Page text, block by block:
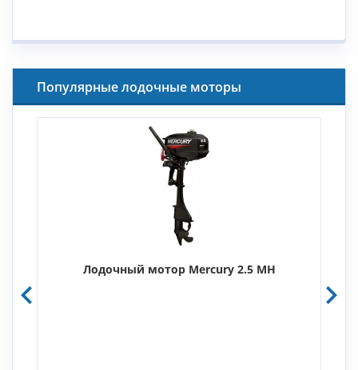
Популярные лодочные моторы
Лодочный мотор Mercury 2.5 MH